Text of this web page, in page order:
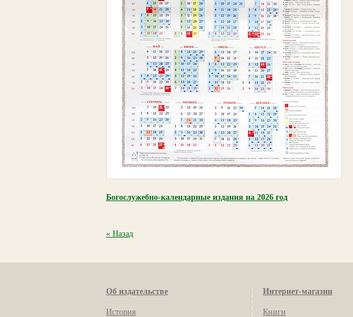
Богослужебно-календарные издания на 2026 год
« Назад
Об издательстве
История
Интернет-магазин
Книги